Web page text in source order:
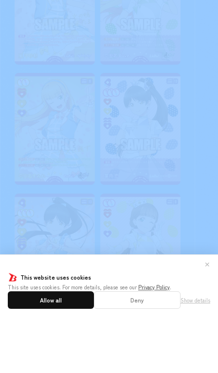
This website uses cookies
This site uses cookies. For more details, please see our Privacy Policy.
Allow all Deny Show details
✕